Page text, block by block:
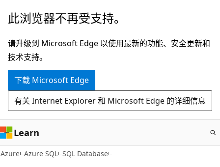
跳
主
要
内
此浏览器不再受支持。
请升级到 Microsoft Edge 以使用最新的功能、安全更新和
技术支持。
下载 Microsoft Edge
有关 Internet Explorer 和 Microsoft Edge 的详细信息
Learn
Azure Azure SQL SQL Database